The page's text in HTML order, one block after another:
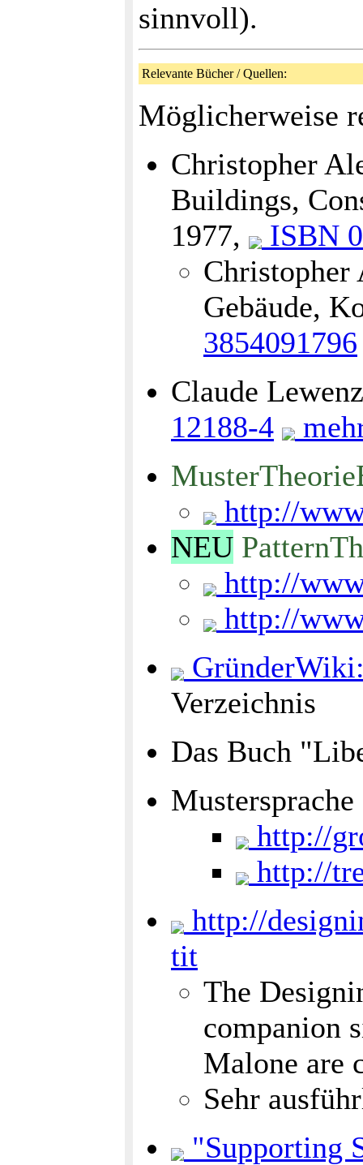
sinnvoll).
Relevante Bücher / Quellen:
Möglicherweise
Christopher
Buildings,
1977,
ISBN
Christopher
Gebäude,
3854091796
Claude
12188-4
http://
NEU
http://
http://
Verzeichnis
Das Buch
http://
http://
http://
tit
The
companion
Malone are
Sehr
"Supporting